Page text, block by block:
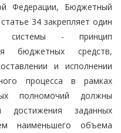
Федерации, Бюджетный
34 закрепляет один
системы - принцип
бюджетных средств,
и исполнении
процесса в рамках
полномочий должны
достижения заданных
наименьшего объема